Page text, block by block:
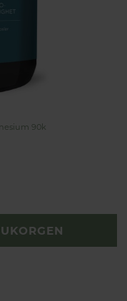
90k